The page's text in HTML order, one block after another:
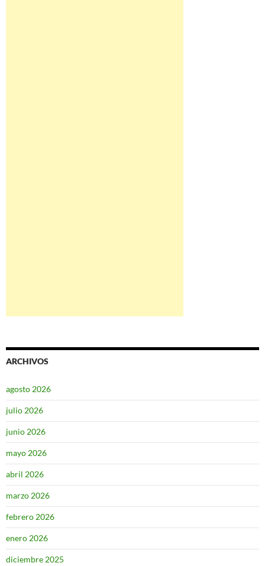
ARCHIVOS
agosto 2026
julio 2026
junio 2026
mayo 2026
abril 2026
marzo 2026
febrero 2026
enero 2026
diciembre 2025